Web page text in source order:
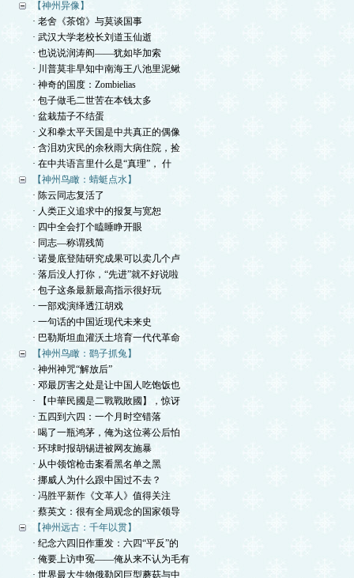
【神州异像】
· 老舍《茶馆》与莫谈国事
· 武汉大学老校长刘道玉仙逝
· 也说说润涛阎——犹如毕加索
· 川普莫非早知中南海王八池里泥鳅
· 神奇的国度：Zombielias
· 包子做毛二世苦在本钱太多
· 盆栽茄子不结蛋
· 义和拳太平天国是中共真正的偶像
· 含泪劝灾民的余秋雨大病住院，捡
· 在中共语言里什么是“真理”， 什
【神州鸟瞰：蜻蜓点水】
· 陈云同志复活了
· 人类正义追求中的报复与宽恕
· 四中全会打个瞌睡睁开眼
· 同志—称谓残简
· 诺曼底登陆研究成果可以卖几个卢
· 落后没人打你，“先进”就不好说啦
· 包子这条最新最高指示很好玩
· 一部戏演绎透江胡戏
· 一句话的中国近现代未来史
· 巴勒斯坦血灌沃土培育一代代革命
【神州鸟瞰：鹞子抓兔】
· 神州神咒“解放后”
· 邓最厉害之处是让中国人吃饱饭也
· 【中華民國是二戰戰敗國】，惊讶
· 五四到六四：一个月时空错落
· 喝了一瓶鸿茅，俺为这位蒋公后怕
· 环球时报胡锡进被网友施暴
· 从中领馆枪击案看黑名单之黑
· 挪威人为什么跟中国过不去？
· 冯胜平新作《文革人》值得关注
· 蔡英文：很有全局观念的国家领导
【神州远古：千年以贯】
· 纪念六四旧作重发：六四“平反”的
· 俺要上访申冤——俺从来不认为毛有
· 世界最大生物俄勒冈巨型蘑菇与中